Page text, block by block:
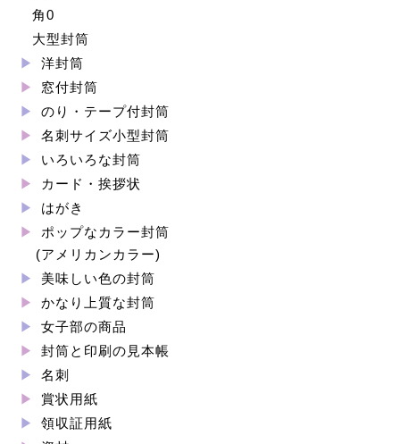
角0
大型封筒
洋封筒
窓付封筒
のり・テープ付封筒
名刺サイズ小型封筒
いろいろな封筒
カード・挨拶状
はがき
ポップなカラー封筒
(アメリカンカラー)
美味しい色の封筒
かなり上質な封筒
女子部の商品
封筒と印刷の見本帳
名刺
賞状用紙
領収証用紙